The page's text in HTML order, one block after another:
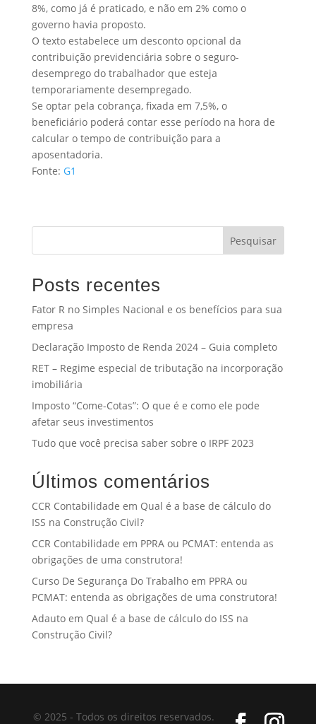
8%, como já é praticado, e não em 2% como o
governo havia proposto.
O texto estabelece um desconto opcional da
contribuição previdenciária sobre o seguro-
desemprego do trabalhador que esteja
temporariamente desempregado.
Se optar pela cobrança, fixada em 7,5%, o
beneficiário poderá contar esse período na hora de
calcular o tempo de contribuição para a
aposentadoria.
Fonte: G1
Pesquisar
Posts recentes
Fator R no Simples Nacional e os benefícios para sua
empresa
Declaração Imposto de Renda 2024 – Guia completo
RET – Regime especial de tributação na incorporação
imobiliária
Imposto “Come-Cotas”: O que é e como ele pode
afetar seus investimentos
Tudo que você precisa saber sobre o IRPF 2023
Últimos comentários
CCR Contabilidade em Qual é a base de cálculo do
ISS na Construção Civil?
CCR Contabilidade em PPRA ou PCMAT: entenda as
obrigações de uma construtora!
Curso De Segurança Do Trabalhoem PPRA ou
PCMAT: entenda as obrigações de uma construtora!
Adautoem Qual é a base de cálculo do ISS na
Construção Civil?
© 2025 - Todos os direitos reservados.